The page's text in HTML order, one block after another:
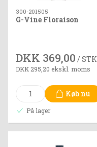
300-201505
G-Vine Floraison
DKK 369,00 / STK
DKK 295,20 ekskl. moms
Køb nu
På lager